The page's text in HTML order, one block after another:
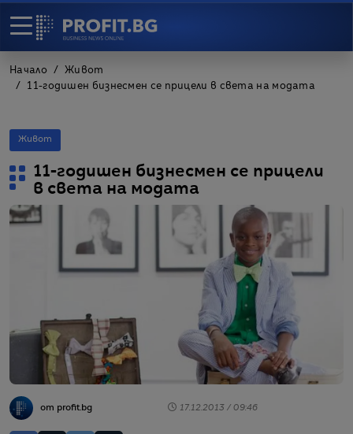
Начало
Живот
11-годишен бизнесмен се прицели в света на модата
Живот
11-годишен бизнесмен се прицели
в света на модата
от profit.bg 17.12.2013 / 09:46